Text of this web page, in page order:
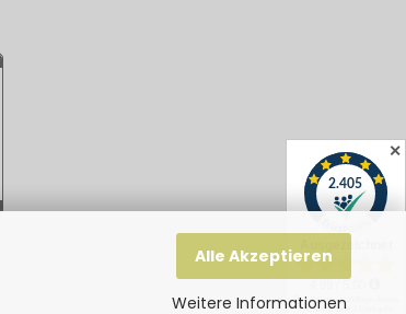
Alle Akzeptieren
Weitere Informationen
✕